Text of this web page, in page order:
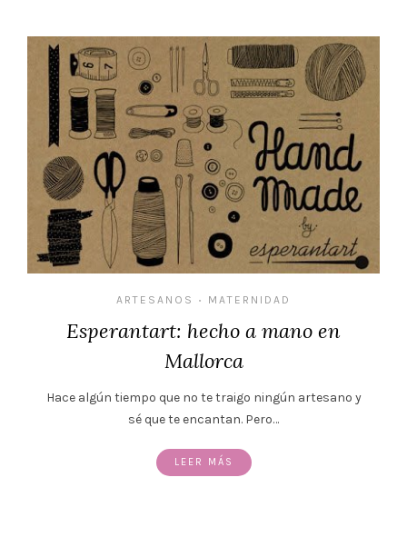
ARTESANOS • MATERNIDAD
Esperantart: hecho a mano en
Mallorca
Hace algún tiempo que no te traigo ningún artesano y
sé que te encantan. Pero…
LEER MÁS